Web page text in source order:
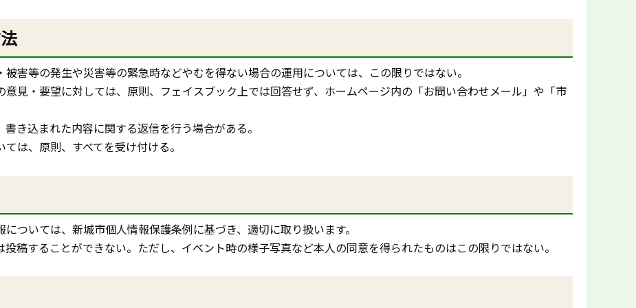
害等の発生や災害等の緊急時などやむを得ない場合の運用については、この限りではない。
見・要望に対しては、原則、フェイスブック上では回答せず、ホームページ内の「お問い合わせメール」や「市
き込まれた内容に関する返信を行う場合がある。
は、原則、すべてを受け付ける。
ついては、新城市個人情報保護条例に基づき、適切に取り扱います。
稿することができない。ただし、イベント時の様子写真など本人の同意を得られたものはこの限りではない。